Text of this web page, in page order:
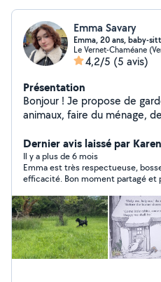
Emma Savary
Emma, 20 ans, baby-
Le Vernet-Chaméane
4,2/5 (5 avis)
Présentation
Bonjour ! Je propose de
animaux, faire du ménage,
shampouineuse à la location.
crèche titulaire du CAP
éducatif de la petite
professionnel dont 2 en
(crèche). Pour voir les
Dernier avis laissé par
Il y a plus de 6 mois
Emma est très respectueuse,
efficacité. Bon moment partagé et